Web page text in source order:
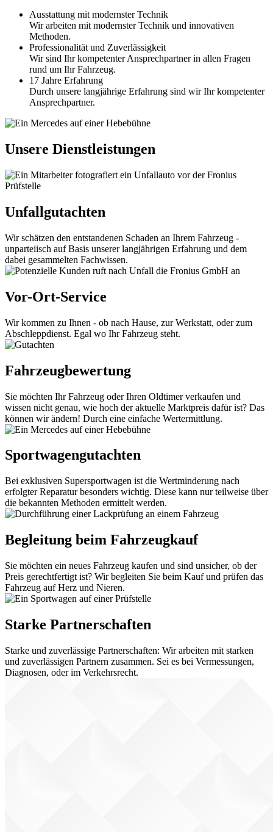
Ausstattung mit modernster Technik
Wir arbeiten mit modernster Technik und innovativen
Methoden.
Professionalität und Zuverlässigkeit
Wir sind Ihr kompetenter Ansprechpartner in allen Fragen
rund um Ihr Fahrzeug.
17 Jahre Erfahrung
Durch unsere langjährige Erfahrung sind wir Ihr kompetenter
Ansprechpartner.
Unsere Dienstleistungen
Unfallgutachten
Wir schätzen den entstandenen Schaden an Ihrem Fahrzeug -
unparteiisch auf Basis unserer langjährigen Erfahrung und dem
dabei gesammelten Fachwissen.
Vor-Ort-Service
Wir kommen zu Ihnen - ob nach Hause, zur Werkstatt, oder zum
Abschleppdienst. Egal wo Ihr Fahrzeug steht.
Fahrzeugbewertung
Sie möchten Ihr Fahrzeug oder Ihren Oldtimer verkaufen und
wissen nicht genau, wie hoch der aktuelle Marktpreis dafür ist? Das
können wir ändern! Durch eine einfache Wertermittlung.
Sportwagengutachten
Bei exklusiven Supersportwagen ist die Wertminderung nach
erfolgter Reparatur besonders wichtig. Diese kann nur teilweise über
die bekannten Methoden ermittelt werden.
Begleitung beim Fahrzeugkauf
Sie möchten ein neues Fahrzeug kaufen und sind unsicher, ob der
Preis gerechtfertigt ist? Wir begleiten Sie beim Kauf und prüfen das
Fahrzeug auf Herz und Nieren.
Starke Partnerschaften
Starke und zuverlässige Partnerschaften: Wir arbeiten mit starken
und zuverlässigen Partnern zusammen. Sei es bei Vermessungen,
Diagnosen, oder im Verkehrsrecht.